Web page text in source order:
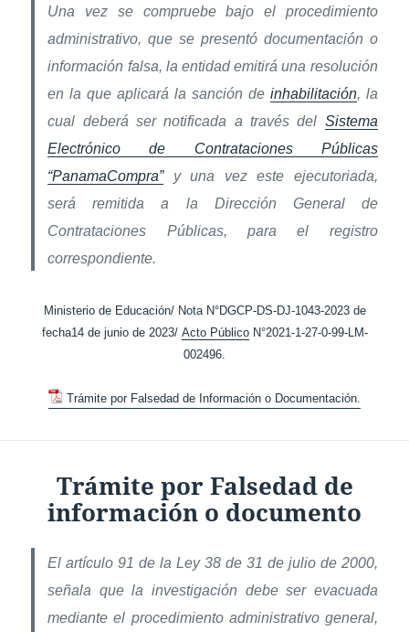
Una vez se compruebe bajo el procedimiento
administrativo, que se presentó documentación o
información falsa, la entidad emitirá una resolución
en la que aplicará la sanción de inhabilitación, la
cual deberá ser notificada a través del Sistema
Electrónico de Contrataciones Públicas
“PanamaCompra”y una vez este ejecutoriada,
será remitida a la Dirección General de
Contrataciones Públicas, para el registro
correspondiente.
Ministerio de Educación/ Nota N°DGCP-DS-DJ-1043-2023 de
fecha14 de junio de 2023/ Acto PúblicoN°2021-1-27-0-99-LM-
002496.
Trámite por Falsedad de Información o Documentación.
Trámite por Falsedad de
información o documento
El artículo 91 de la Ley 38 de 31 de julio de 2000,
señala que la investigación debe ser evacuada
mediante el procedimiento administrativo general,